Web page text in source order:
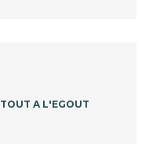
TOUT A L'EGOUT